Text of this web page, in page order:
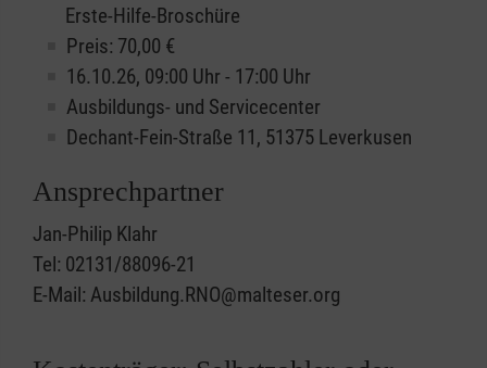
Erste-Hilfe-Broschüre
Preis: 70,00 €
16.10.26, 09:00 Uhr - 17:00 Uhr
Ausbildungs- und Servicecenter
Dechant-Fein-Straße 11, 51375 Leverkusen
Ansprechpartner
Jan-Philip Klahr
Tel: 02131/88096-21
E-Mail: Ausbildung.RNO@malteser.org